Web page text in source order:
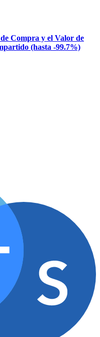
Compra y el Valor de
(hasta -99.7%)